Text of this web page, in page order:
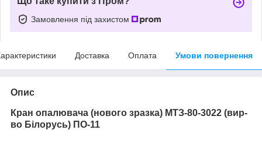
Замовлення під захистом
Доставка Оплата Умови повернення
Опис
Кран опалювача (нового зразка) МТЗ-80-3022 (вир-
во Білорусь) ПО-11